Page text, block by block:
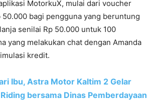
MotorkuX, mulai dari voucher
bagi pengguna yang beruntung
senilai Rp 50.000 untuk 100
yang melakukan chat dengan Amanda
kredit.
Ibu, Astra Motor Kaltim 2 Gelar
bersama Dinas Pemberdayaan